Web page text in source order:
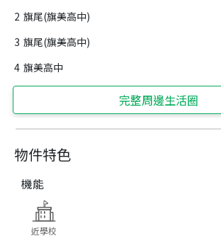
物件特色
機能
近學校
2 旗尾(旗美高中)
3 旗尾(旗美高中)
4 旗美高中
完整周邊生活圈